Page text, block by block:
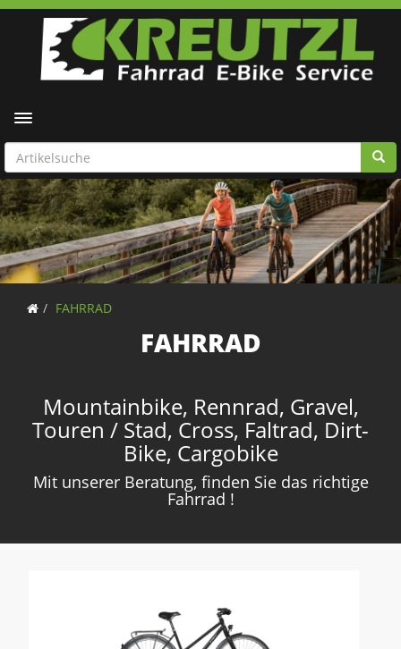
Toggle navigation
FAHRRAD
FAHRRAD
Mountainbike, Rennrad, Gravel,
Touren / Stad, Cross, Faltrad, Dirt-
Bike, Cargobike
Mit unserer Beratung, finden Sie das richtige
Fahrrad !